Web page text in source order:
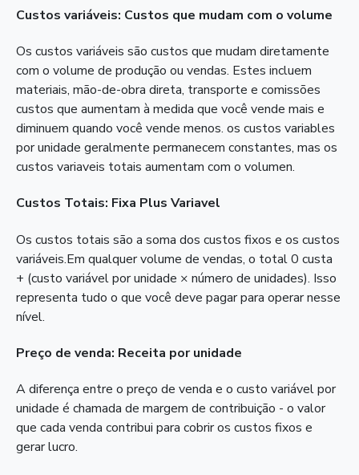
Custos variáveis: Custos que mudam com o volume
Os custos variáveis são custos que mudam diretamente
com o volume de produção ou vendas. Estes incluem
materiais, mão-de-obra direta, transporte e comissões
custos que aumentam à medida que você vende mais e
diminuem quando você vende menos. os custos variables
por unidade geralmente permanecem constantes, mas os
custos variaveis totais aumentam com o volumen.
Custos Totais: Fixa Plus Variavel
Os custos totais são a soma dos custos fixos e os custos
variáveis.Em qualquer volume de vendas, o total 0 custa
+ (custo variável por unidade × número de unidades). Isso
representa tudo o que você deve pagar para operar nesse
nível.
Preço de venda: Receita por unidade
A diferença entre o preço de venda e o custo variável por
unidade é chamada de margem de contribuição - o valor
que cada venda contribui para cobrir os custos fixos e
gerar lucro.